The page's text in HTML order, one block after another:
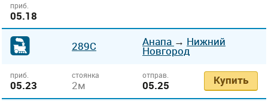
приб.
05.18
289С Анапа → Нижний
Новгород
приб.
05.23
стоянка
2м
отправ.
05.25 Купить